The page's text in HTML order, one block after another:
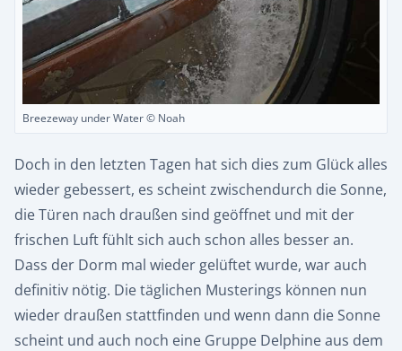
Breezeway under Water © Noah
Doch in den letzten Tagen hat sich dies zum Glück alles
wieder gebessert, es scheint zwischendurch die Sonne,
die Türen nach draußen sind geöffnet und mit der
frischen Luft fühlt sich auch schon alles besser an.
Dass der Dorm mal wieder gelüftet wurde, war auch
definitiv nötig. Die täglichen Musterings können nun
wieder draußen stattfinden und wenn dann die Sonne
scheint und auch noch eine Gruppe Delphine aus dem